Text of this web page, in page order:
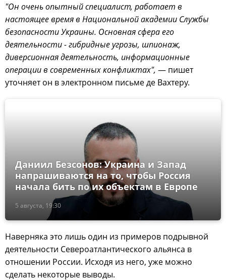
"Он очень опытный специалист, работает в
настоящее время в Национальной академии Службы
безопасности Украины. Основная сфера его
деятельности - гибридные угрозы, шпионаж,
диверсионная деятельность, информационные
операции в современных конфликтах", — пишет
уточняет он в электронном письме де Вахтеру.
5 августа, 19:30
Даниил Безсонов: Украина и Запад
напрашиваются на то, чтобы Россия
начала бить по их объектам в Европе
Наверняка это лишь один из примеров подрывной
деятельности Североатлантического альянса в
отношении России. Исходя из него, уже можно
сделать некоторые выводы.